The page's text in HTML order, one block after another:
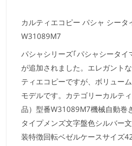
カルティエコピー パシャ シータ
W31089M7
パシャシリーズ｢パシャシータイ
が追加されました。エレガント
ティエコピーですが、ボリュー
モデルです。カテゴリーカルテ
品）型番W31089M7機械自動巻
タイプメンズ文字盤色シルバー
装特徴回転ベゼルケースサイズ